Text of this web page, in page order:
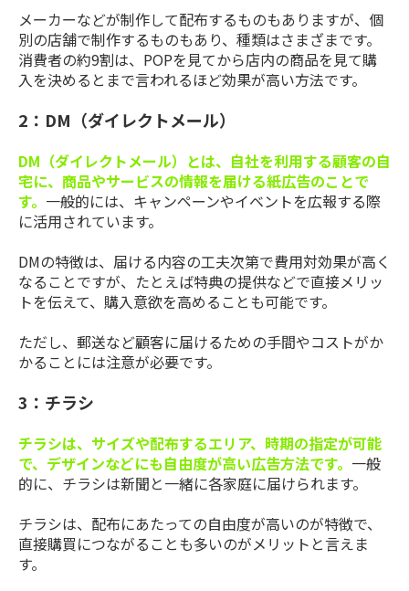
メーカーなどが制作して配布するものもありますが、個
別の店舗で制作するものもあり、種類はさまざまです。
消費者の約9割は、POPを見てから店内の商品を見て購
入を決めるとまで言われるほど効果が高い方法です。
2：DM（ダイレクトメール）
DM（ダイレクトメール）とは、自社を利用する顧客の自
宅に、商品やサービスの情報を届ける紙広告のことで
す。 一般的には、キャンペーンやイベントを広報する際
に活用されています。
DMの特徴は、届ける内容の工夫次第で費用対効果が高く
なることですが、たとえば特典の提供などで直接メリッ
トを伝えて、購入意欲を高めることも可能です。
ただし、郵送など顧客に届けるための手間やコストがか
かることには注意が必要です。
3：チラシ
チラシは、サイズや配布するエリア、時期の指定が可能
で、デザインなどにも自由度が高い広告方法です。 一般
的に、チラシは新聞と一緒に各家庭に届けられます。
チラシは、配布にあたっての自由度が高いのが特徴で、
直接購買につながることも多いのがメリットと言えま
す。